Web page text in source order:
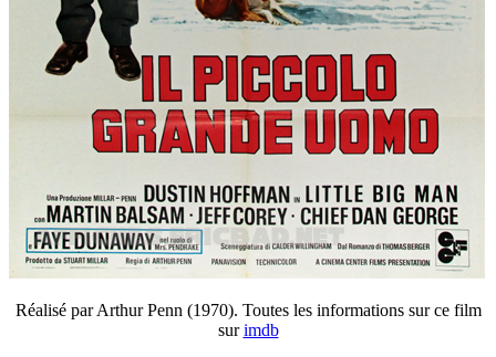
Réalisé par Arthur Penn (1970). Toutes les informations sur ce film
surimdb